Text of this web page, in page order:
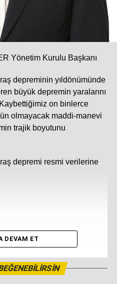
Yönetim Kurulu Başkanı
depreminin yıldönümünde
büyük depremin yaralarını
on binlerce
olmayacak maddi-manevi
trajik boyutunu
depremi resmi verilerine
bina
DEVAM ET